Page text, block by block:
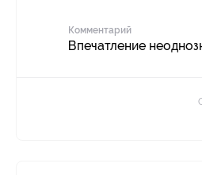
Комментарий
Впечатление